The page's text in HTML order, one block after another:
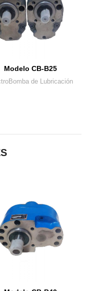
Modelo CB-B25
de Lubricación